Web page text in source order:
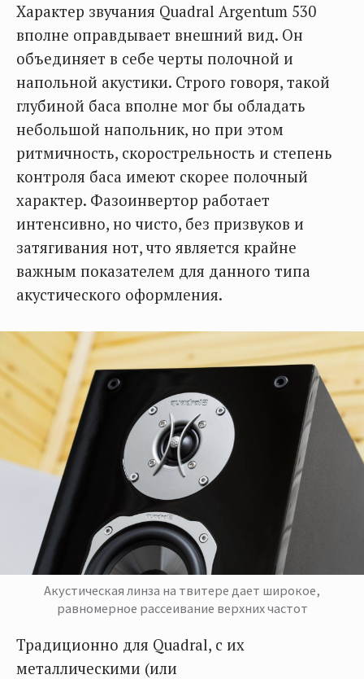
Характер звучания Quadral Argentum 530
вполне оправдывает внешний вид. Он
объединяет в себе черты полочной и
напольной акустики. Строго говоря, такой
глубиной баса вполне мог бы обладать
небольшой напольник, но при этом
ритмичность, скорострельность и степень
контроля баса имеют скорее полочный
характер. Фазоинвертор работает
интенсивно, но чисто, без призвуков и
затягивания нот, что является крайне
важным показателем для данного типа
акустического оформления.
Акустическая линза на твитере дает широкое,
равномерное рассеивание верхних частот
Традиционно для Quadral, с их
металлическими (или